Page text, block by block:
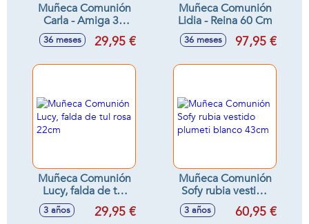
Muñeca Comunión
Carla - Amiga 32
Cm
36 meses 29,95 €
Muñeca Comunión
Lidia - Reina 60 Cm
36 meses 97,95 €
Muñeca Comunión
Lucy, falda de tul
rosa 22cm
3 años 29,95 €
Muñeca Comunión
Sofy rubia vestido
plumeti blanco
43cm
3 años 60,95 €